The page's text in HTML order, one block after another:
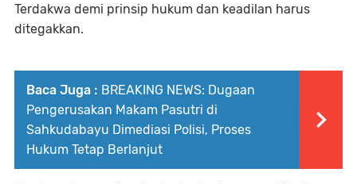
Terdakwa demi prinsip hukum dan keadilan harus
ditegakkan.
Baca Juga : BREAKING NEWS: Dugaan
Pengerusakan Makam Pasutri di
Sahkudabayu Dimediasi Polisi, Proses
Hukum Tetap Berlanjut